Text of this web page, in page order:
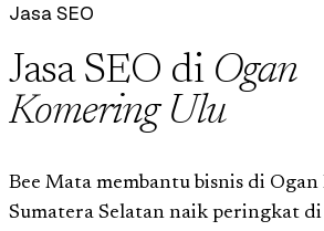
Jasa SEO
Jasa SEO di Ogan
Komering Ulu
Bee Mata membantu bisnis di
Sumatera Selatan naik peringkat